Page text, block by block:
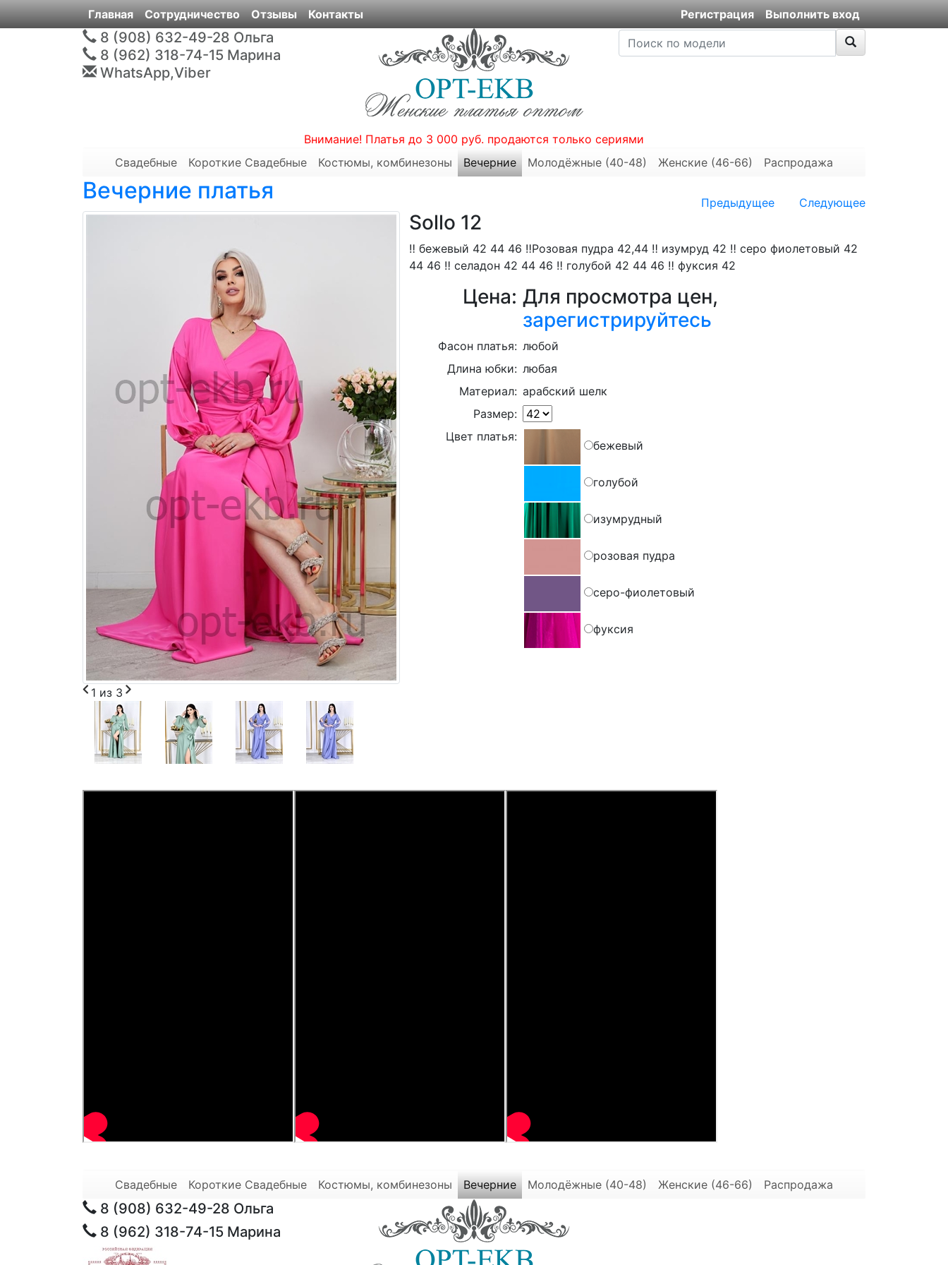
Главная Сотрудничество Отзывы Контакты Регистрация Выполнить вход
8 (908) 632-49-28 Ольга
8 (962) 318-74-15 Марина
WhatsApp,Viber
Внимание! Платья до 3 000 руб. продаются только сериями
Свадебные
Короткие Свадебные Костюмы, комбинезоны Вечерние Молодёжные (40-48) Женские (46-66) Распродажа
Вечерние платья Предыдущее Следующее
1 из 3
Sollo 12
‼️ бежевый 42 44 46 ‼️Розовая пудра 42,44 ‼️ изумруд 42 ‼️ серо фиолетовый 42
44 46 ‼️ селадон 42 44 46 ‼️ голубой 42 44 46 ‼️ фуксия 42
Цена: Для просмотра цен,
зарегистрируйтесь
Фасон платья: любой
Длина юбки: любая
Материал: арабский шелк
Размер:
Цвет платья:
бежевый
голубой
изумрудный
розовая пудра
серо-фиолетовый
фуксия
Свадебные Короткие Свадебные Костюмы, комбинезоны Вечерние Молодёжные (40-48) Женские (46-66) Распродажа
8 (908) 632-49-28 Ольга
8 (962) 318-74-15 Марина